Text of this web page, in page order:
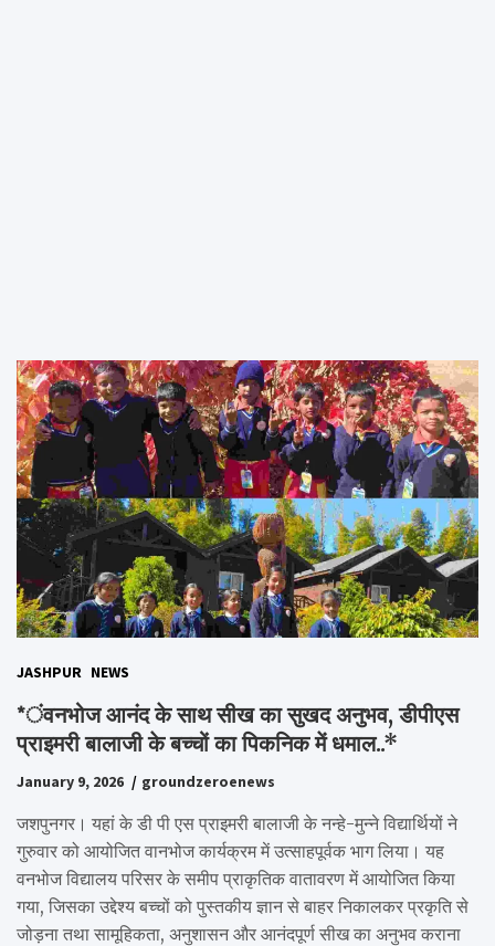
JASHPUR NEWS
*ंवनभोज आनंद के साथ सीख का सुखद अनुभव, डीपीएस
प्राइमरी बालाजी के बच्चों का पिकनिक में धमाल..*
January 9, 2026 groundzeroenews
जशपुनगर। यहां के डी पी एस प्राइमरी बालाजी के नन्हे-मुन्ने विद्यार्थियों ने
गुरुवार को आयोजित वानभोज कार्यक्रम में उत्साहपूर्वक भाग लिया। यह
वनभोज विद्यालय परिसर के समीप प्राकृतिक वातावरण में आयोजित किया
गया, जिसका उद्देश्य बच्चों को पुस्तकीय ज्ञान से बाहर निकालकर प्रकृति से
जोड़ना तथा सामूहिकता, अनुशासन और आनंदपूर्ण सीख का अनुभव कराना